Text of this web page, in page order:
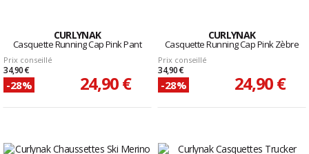
CURLYNAK
Casquette Running Cap Pink Pant
Prix conseillé
34,90 €
-28% 24,90 €
CURLYNAK
Casquette Running Cap Pink Zèbre
Prix conseillé
34,90 €
-28% 24,90 €